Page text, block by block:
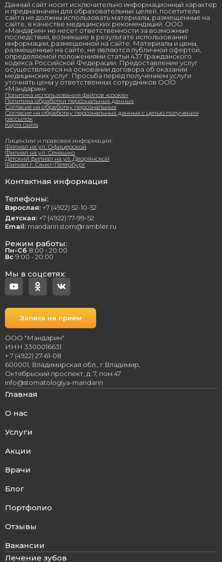
Данный сайт носит исключительно информационный характер
и предназначен для образовательных целей, посетители
сайта не должны использовать материалы, размещенные на
сайте, в качестве медицинских рекомендаций. ООО
«Мандарин» не несет ответственности за возможные
последствия, возникшие в результате использования
информации, размещенной на сайте. Материалы и цены,
размещенные на сайте, не являются публичной офертой,
определяемой положениями статьи 437 Гражданского
кодекса Российской Федерации. Предоставление услуг
осуществляется на основании договора об оказании
медицинских услуг. Просьба перед получением услуги
уточнять цены у ответственных сотрудников ООО
«Мандарин»
Политика использования файлов «cookie»
Политика обработки персональных данных
Согласие на обработку персональных
Согласие на обработку персональных данных с целью получения
рассылок
Карта сайта
Лицензии и правовая информация:
Филиал на ул. Офицерской
Филиал на ул. Семашко
Детский филиал на ул. Дворянской
Филиал г. Санкт-Петербург
Главная
О нас
Услуги
Акции
Врачи
Блог
Портфолио
Отзывы
Вакансии
Лечение зубов
Контактная информация
Телефоны:
Взрослая: +7 (4922) 52-10-52
Детская: +7 (4922) 77-99-52
Email: mandarin.stom@rambler.ru
Режим работы:
Пн-Сб 8:00 - 20:00
Вс 9:00 - 20:00
Мы в соцсетях:
Запись на приём
ООО "Мандарин"
ИНН 3300016631
+ 7 (4922) 27-61-08
600001, Владимирская обл., г.Владимир,
Октябрьский проспект, д. 7, пом.47
info@stomatologiya-mandarin